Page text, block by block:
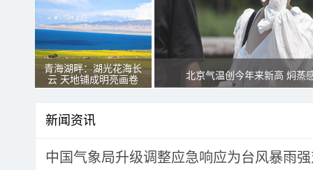
青海湖畔：湖光花海长
云 天地铺成明亮画卷
北京气温创今年来新高 焖蒸
新闻资讯
中国气象局升级调整应急响应为台风暴雨